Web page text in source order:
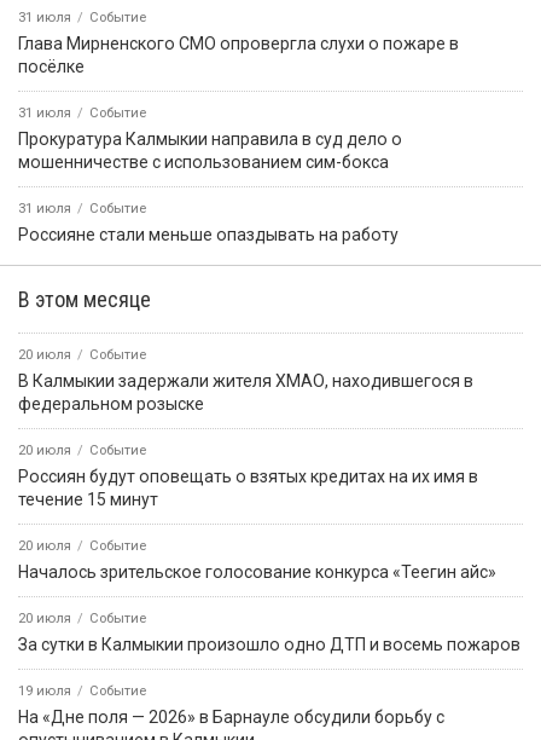
31 июля Событие
Глава Мирненского СМО опровергла слухи о пожаре в
посёлке
31 июля Событие
Прокуратура Калмыкии направила в суд дело о
мошенничестве с использованием сим-бокса
31 июля Событие
Россияне стали меньше опаздывать на работу
В этом месяце
20 июля Событие
В Калмыкии задержали жителя ХМАО, находившегося в
федеральном розыске
20 июля Событие
Россиян будут оповещать о взятых кредитах на их имя в
течение 15 минут
20 июля Событие
Началось зрительское голосование конкурса «Теегин айс»
20 июля Событие
За сутки в Калмыкии произошло одно ДТП и восемь пожаров
19 июля Событие
На «Дне поля — 2026» в Барнауле обсудили борьбу с